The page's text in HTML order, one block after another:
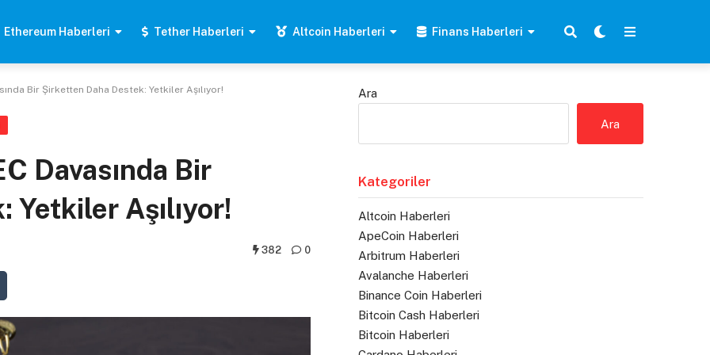
Ethereum Haberleri Tether Haberleri Altcoin Haberleri Finans Haberleri
Bir Şirketten Daha Destek: Yetkiler Aşılıyor!
Davasında Bir
Aşılıyor!
382 0
Ara
Ara
Kategoriler
Altcoin Haberleri
ApeCoin Haberleri
Arbitrum Haberleri
Avalanche Haberleri
Binance Coin Haberleri
Bitcoin Cash Haberleri
Bitcoin Haberleri